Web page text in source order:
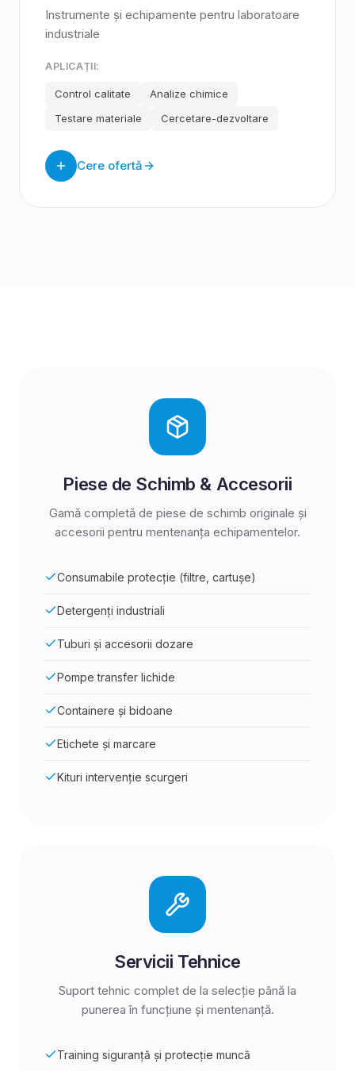
Instrumente și echipamente pentru laboratoare
industriale
APLICAȚII:
Control calitate
Analize chimice
Testare materiale
Cercetare-dezvoltare
Cere ofertă
Piese de Schimb & Accesorii
Gamă completă de piese de schimb originale și
accesorii pentru mentenanța echipamentelor.
Consumabile protecție (filtre, cartușe)
Detergenți industriali
Tuburi și accesorii dozare
Pompe transfer lichide
Containere și bidoane
Etichete și marcare
Kituri intervenție scurgeri
Servicii Tehnice
Suport tehnic complet de la selecție până la
punerea în funcțiune și mentenanță.
Training siguranță și protecție muncă